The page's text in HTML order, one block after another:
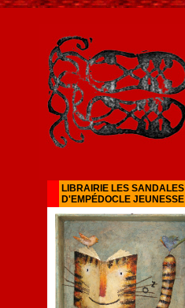
LIBRAIRIE LES SANDALES
D'EMPÉDOCLE JEUNESSE